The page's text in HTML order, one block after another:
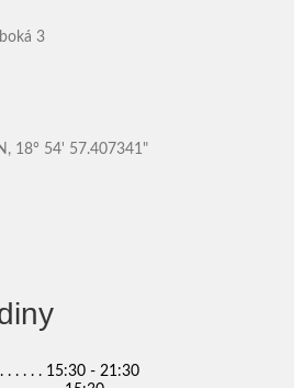
3
18° 54' 57.407341"
. . . . . 15:30 - 21:30